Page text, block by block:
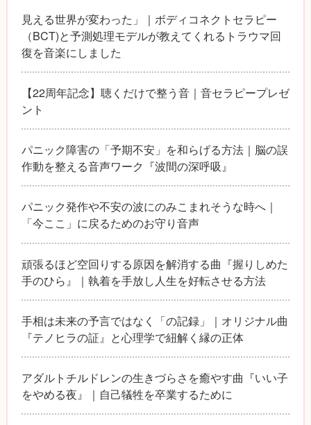
見える世界が変わった」｜ボディコネクトセラピー
（BCT)と予測処理モデルが教えてくれるトラウマ回
復を音楽にしました
【22周年記念】聴くだけで整う音｜音セラピープレゼ
ント
パニック障害の「予期不安」を和らげる方法｜脳の誤
作動を整える音声ワーク『波間の深呼吸』
パニック発作や不安の波にのみこまれそうな時へ｜
「今ここ」に戻るためのお守り音声
頑張るほど空回りする原因を解消する曲『握りしめた
手のひら』｜執着を手放し人生を好転させる方法
手相は未来の予言ではなく「の記録」｜オリジナル曲
『テノヒラの証』と心理学で紐解く縁の正体
アダルトチルドレンの生きづらさを癒やす曲『いい子
をやめる夜』｜自己犠牲を卒業するために